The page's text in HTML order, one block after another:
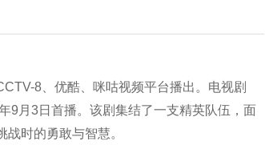
8、优酷、咪咕视频平台播出。‌电视剧
9月3日首播。该剧集结了一支精英队伍，面
时的勇敢与智慧。